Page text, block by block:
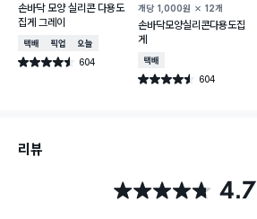
손바닥 모양 실리콘 다용도
집게 그레이
택배배송매장픽업오늘배송
별점 4.5점 604
건 작성
개당 1,000원 12개
손바닥모양실리콘다용도집
게
택배배송
별점 4.5점 604
건 작성
리뷰
별점 4.7점 4.7